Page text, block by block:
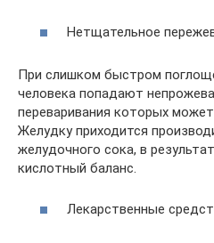
Нетщательное
При слишком быстром
человека попадают
переваривания которых
Желудку приходится
желудочного сока, в
кислотный баланс.
Лекарственные